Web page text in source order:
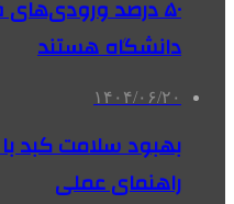
۵۰ درصد
دانشگاه هستند
۱۴۰۴/۰۶/۲۰
بهبود سلامت کبد
راهنمای عملی